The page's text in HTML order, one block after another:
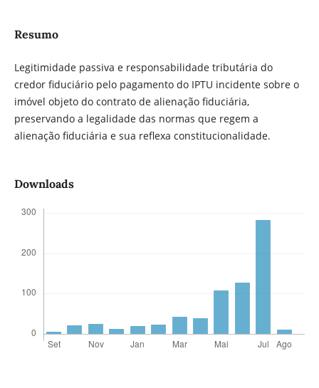
Resumo
Legitimidade passiva e responsabilidade tributária do
credor fiduciário pelo pagamento do IPTU incidente sobre o
imóvel objeto do contrato de alienação fiduciária,
preservando a legalidade das normas que regem a
alienação fiduciária e sua reflexa constitucionalidade.
Downloads